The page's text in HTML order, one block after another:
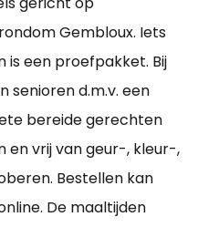
Gembloux. Iets
is een proefpakket. Bij
senioren d.m.v. een
bereide gerechten
en vrij van geur-, kleur-,
Bestellen kan
De maaltijden